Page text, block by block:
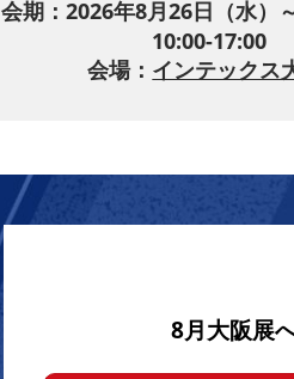
会期：2026年8月26日（水）
10:00-17:00
会場： インテックス
8月大阪展